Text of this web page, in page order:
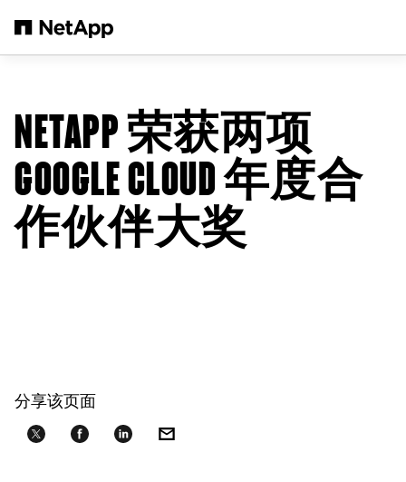
NETAPP 荣获两项
GOOGLE CLOUD 年度合
作伙伴大奖
分享该页面